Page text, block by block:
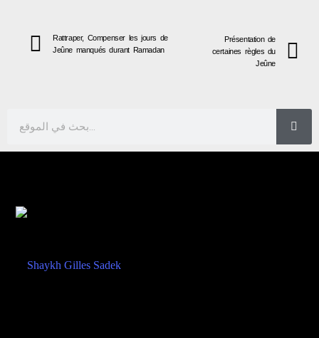
Rattraper, Compenser les jours de
Jeûne manqués durant Ramadan
Présentation de
certaines règles du
Jeûne